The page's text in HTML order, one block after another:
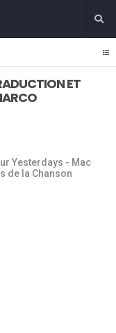
ET
Yesterdays - Mac
de la Chanson